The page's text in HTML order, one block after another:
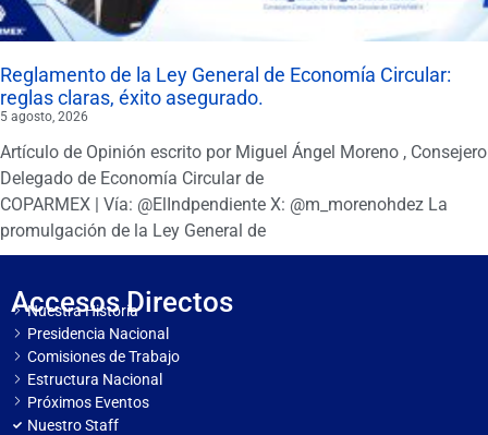
Reglamento de la Ley General de Economía Circular:
reglas claras, éxito asegurado.
5 agosto, 2026
Artículo de Opinión escrito por Miguel Ángel Moreno , Consejero
Delegado de Economía Circular de
COPARMEX | Vía: @ElIndpendiente X: @m_morenohdez La
promulgación de la Ley General de
Accesos Directos
Nuestra Historia
Presidencia Nacional
Comisiones de Trabajo
Estructura Nacional
Próximos Eventos
Nuestro Staff